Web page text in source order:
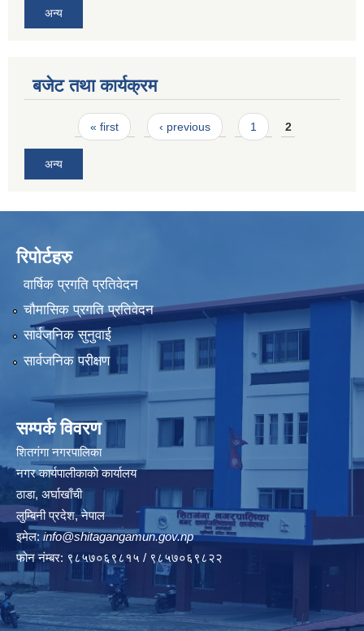
अन्य
बजेट तथा कार्यक्रम
Pages« first ‹ previous 1 2
अन्य
रिपोर्टहरु
वार्षिक प्रगति प्रतिवेदन
चौमासिक प्रगति प्रतिवेदन
सार्वजनिक सुनुवाई
सार्वजनिक परीक्षण
सम्पर्क विवरण
शितगंगा नगरपालिका
नगर कार्यपालीकाकाे कार्यालय
ठाडा, अर्घाखाँची
लुम्बिनी प्रदेश, नेपाल
इमेल: info@shitagangamun.gov.np
फोन नंम्बर: ९८५७०६९८१५ / ९८५७०६९८२२